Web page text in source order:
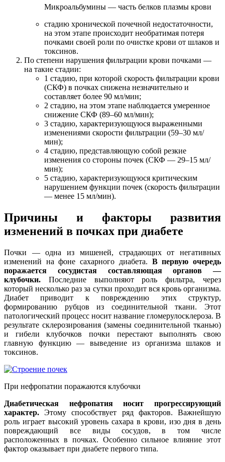
Микроальбумины — часть белков плазмы крови
стадию хронической почечной недостаточности,
на этом этапе происходит необратимая потеря
почками своей роли по очистке крови от шлаков и
токсинов.
По степени нарушения фильтрации крови почками —
на такие стадии:
1 стадию, при которой скорость фильтрации крови
(СКФ) в почках снижена незначительно и
составляет более 90 мл/мин;
2 стадию, на этом этапе наблюдается умеренное
снижение СКФ (89–60 мл/мин);
3 стадию, характеризующуюся выраженными
изменениями скорости фильтрации (59–30 мл/
мин);
4 стадию, представляющую собой резкие
изменения со стороны почек (СКФ — 29–15 мл/
мин);
5 стадию, характеризующуюся критическим
нарушением функции почек (скорость фильтрации
— менее 15 мл/мин).
Причины и факторы развития
изменений в почках при диабете
Почки — одна из мишеней, страдающих от негативных
изменений на фоне сахарного диабета. В первую очередь
поражается сосудистая составляющая органов —
клубочки. Последние выполняют роль фильтра, через
который несколько раз за сутки проходит вся кровь организма.
Диабет приводит к повреждению этих структур,
формированию рубцов из соединительной ткани. Этот
патологический процесс носит название гломерулосклероза. В
результате склерозирования (замены соединительной тканью)
и гибели клубочков почки перестают выполнять свою
главную функцию — выведение из организма шлаков и
токсинов.
При нефропатии поражаются клубочки
Диабетическая нефропатия носит прогрессирующий
характер. Этому способствует ряд факторов. Важнейшую
роль играет высокий уровень сахара в крови, изо дня в день
повреждающий все виды сосудов, в том числе
расположенных в почках. Особенно сильное влияние этот
фактор оказывает при диабете первого типа.